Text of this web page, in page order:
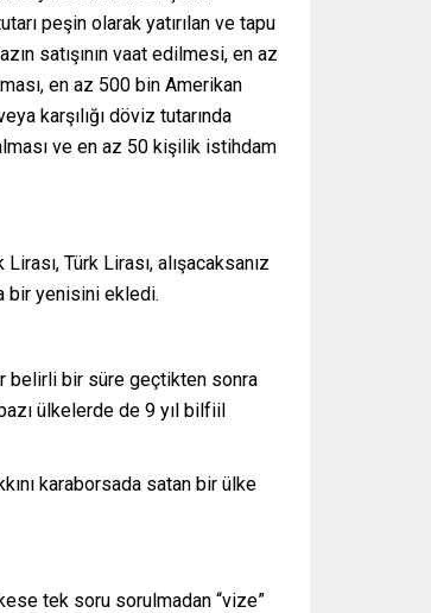
peşin olarak yatırılan ve tapu
satışının vaat edilmesi, en az
en az 500 bin Amerikan
karşılığı döviz tutarında
ve en az 50 kişilik istihdam
Türk Lirası, alışacaksanız
bir yenisini ekledi.
belirli bir süre geçtikten sonra
ülkelerde de 9 yıl bilfiil
karaborsada satan bir ülke
tek soru sorulmadan “vize”